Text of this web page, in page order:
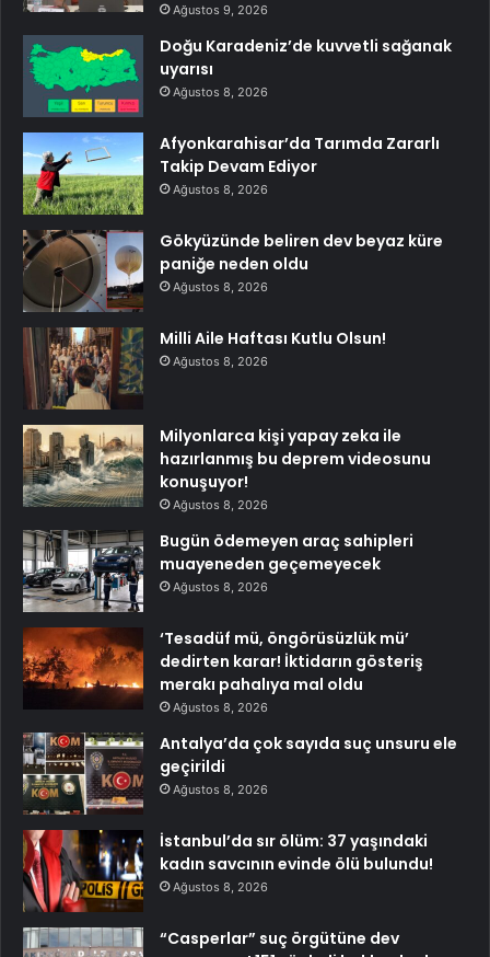
Ağustos 9, 2026
Doğu Karadeniz’de kuvvetli sağanak
uyarısı
Ağustos 8, 2026
Afyonkarahisar’da Tarımda Zararlı
Takip Devam Ediyor
Ağustos 8, 2026
Gökyüzünde beliren dev beyaz küre
paniğe neden oldu
Ağustos 8, 2026
Milli Aile Haftası Kutlu Olsun!
Ağustos 8, 2026
Milyonlarca kişi yapay zeka ile
hazırlanmış bu deprem videosunu
konuşuyor!
Ağustos 8, 2026
Bugün ödemeyen araç sahipleri
muayeneden geçemeyecek
Ağustos 8, 2026
‘Tesadüf mü, öngörüsüzlük mü’
dedirten karar! İktidarın gösteriş
merakı pahalıya mal oldu
Ağustos 8, 2026
Antalya’da çok sayıda suç unsuru ele
geçirildi
Ağustos 8, 2026
İstanbul’da sır ölüm: 37 yaşındaki
kadın savcının evinde ölü bulundu!
Ağustos 8, 2026
“Casperlar” suç örgütüne dev